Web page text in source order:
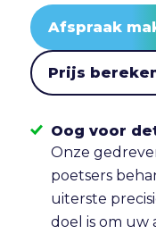
Afspraak
Prijs
Oog voor
Onze
poetsers
uiterste
doel is om uw